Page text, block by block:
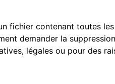
fichier contenant toutes
demander la
légales ou pour des